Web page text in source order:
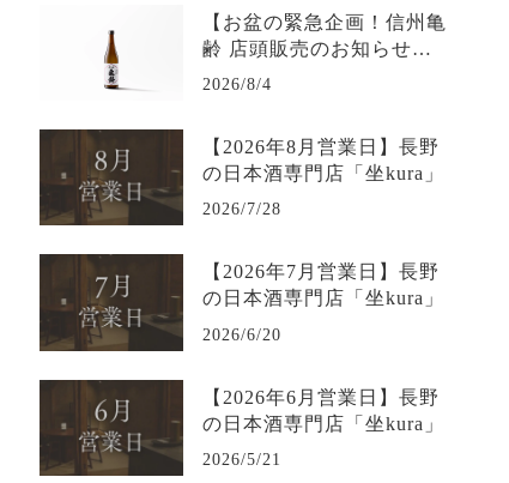
【お盆の緊急企画！信州亀
齢 店頭販売のお知らせ】L
INE限定で購入可能-日本酒
2026/8/4
【2026年8月営業日】長野
の日本酒専門店「坐kura」
2026/7/28
【2026年7月営業日】長野
の日本酒専門店「坐kura」
2026/6/20
【2026年6月営業日】長野
の日本酒専門店「坐kura」
2026/5/21